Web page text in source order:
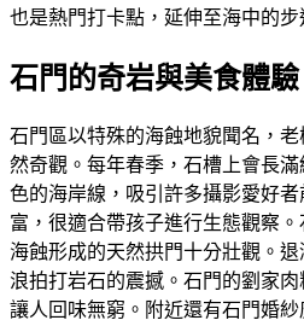
也是熱門打卡點，延伸至海中的
石門的奇岩與美食體驗
石門區以特殊的海蝕地貌聞名，
然奇觀。每年春季，石槽上會長
色的海岸線，吸引許多攝影愛好
富，很適合帶孩子進行生態觀察
海蝕形成的天然拱門十分壯觀。
浪拍打岩石的震撼。石門的劉家
讓人回味無窮。附近還有石門婚